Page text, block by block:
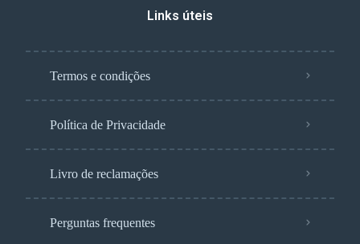
Links úteis
Termos e condições
Política de Privacidade
Livro de reclamações
Perguntas frequentes